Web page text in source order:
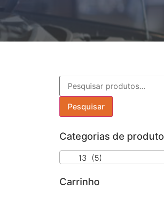
Pesquisar
Categorias de produto
13 (5)
Carrinho